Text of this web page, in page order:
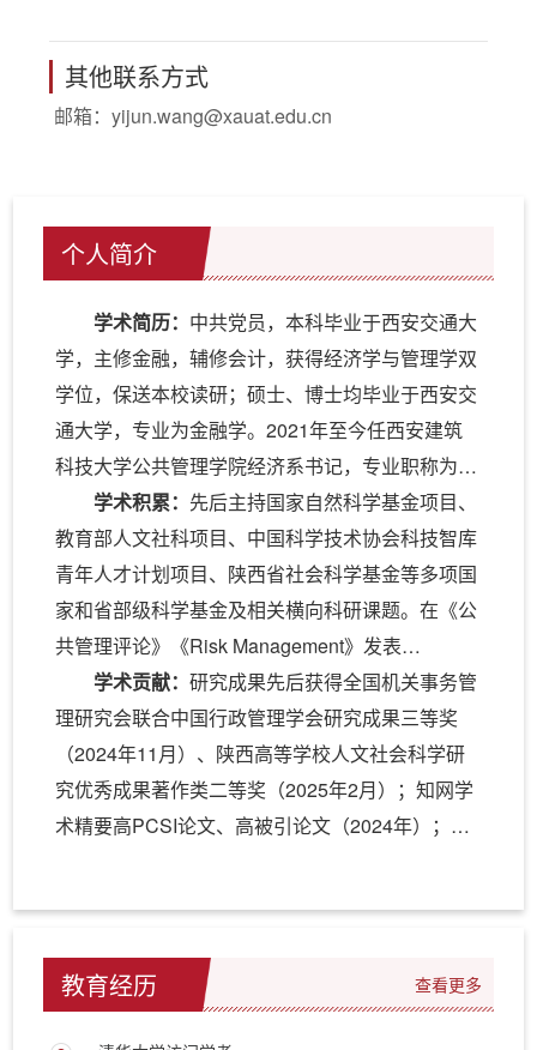
其他联系方式
邮箱： yijun.wang@xauat.edu.cn
个人简介
学术简历： 中共党员，本科毕业于西安交通大
学，主修金融，辅修会计，获得经济学与管理学双
学位，保送本校读研；硕士、博士均毕业于西安交
通大学，专业为金融学。2021年至今任西安建筑
科技大学公共管理学院经济系书记，专业职称为副
教授。清华大学公共管理学院、美国俄亥俄州立大
学人文学院访问学者，具有交叉学科科研及工作背
景。
学术积累： 先后主持国家自然科学基金项目、
教育部人文社科项目、中国科学技术协会科技智库
青年人才计划项目、陕西省社会科学基金等多项国
家和省部级科学基金及相关横向科研课题。在《公
共管理评论》《Risk Management》发表
CSSCI/SSCI/SCI论文20余篇，出版学术独著1
部，教材2部。中文信息学会情感计算专委会委
员。
学术贡献：研究成果先后获得全国机关事务管
理研究会联合中国行政管理学会研究成果三等奖
（2024年11月）、陕西高等学校人文社会科学研
究优秀成果著作类二等奖（2025年2月）；知网学
术精要高PCSI论文、高被引论文（2024年）；中
文，累计阅读18,925人次，被财新网、金融读书会
等众多媒体公众号转载推介（2021年）。
教育经历 查看更多